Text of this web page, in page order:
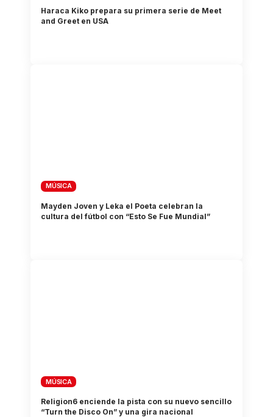
Haraca Kiko prepara su primera serie de Meet
and Greet en USA
MÚSICA
Mayden Joven y Leka el Poeta celebran la
cultura del fútbol con “Esto Se Fue Mundial”
MÚSICA
Religion6 enciende la pista con su nuevo sencillo
“Turn the Disco On” y una gira nacional